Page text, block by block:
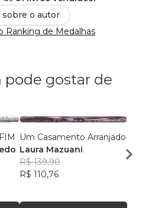
sobre o autor
Ranking de Medalhas
gostar de
Um Casamento Arranjado
Laura Mazuani
R$ 139,90
R$ 110,76
R$